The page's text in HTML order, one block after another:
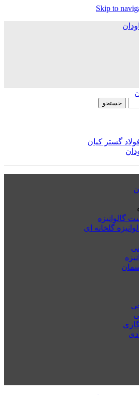
Skip to
جستجو
گالوانیزه
گلخانه ای